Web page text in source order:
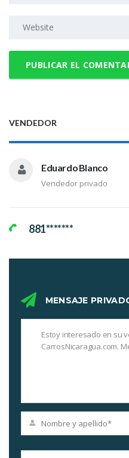
VENDEDOR
Eduardo Blanco
Vendedor privado
881*******
MENSAJE